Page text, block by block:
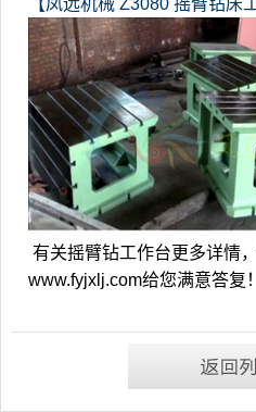
【凤远机械 Z3080 摇臂钻床
有关摇臂钻工作台更多详情
www.fyjxlj.com给您满意答复！